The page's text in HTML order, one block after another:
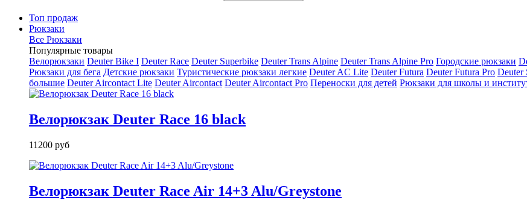
Топ продаж
Рюкзаки
Все Рюкзаки
Популярные товары
Велорюкзаки Deuter Bike I Deuter Race Deuter Superbike Deuter Trans Alpine Deuter Trans Alpine Pro Городские рюкзаки
Рюкзаки для бега Детские рюкзаки Туристические рюкзаки легкие Deuter AС Lite Deuter Futura Deuter Futura Pro Deuter
большие Deuter Aircontact Lite Deuter Aircontact Deuter Aircontact Pro Переноски для детей Рюкзаки для школы и
Велорюкзак Deuter Race 16 black
11200 руб
Велорюкзак Deuter Race Air 14+3 Alu/Greystone